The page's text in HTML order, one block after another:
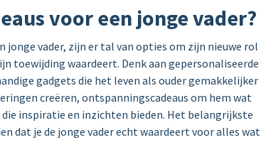
voor een jonge vader?
jonge vader, zijn er tal van opties om zijn nieuwe rol
toewijding waardeert. Denk aan gepersonaliseerde
gadgets die het leven als ouder gemakkelijker
creëren, ontspanningscadeaus om hem wat
inspiratie en inzichten bieden. Het belangrijkste
dat je de jonge vader echt waardeert voor alles wat